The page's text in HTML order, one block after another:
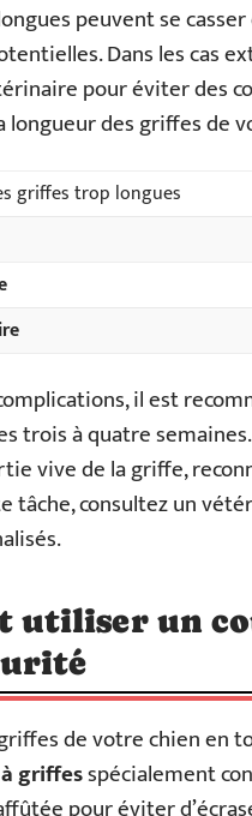
peuvent se
Dans les cas
pour éviter des
des griffes de
griffes trop longues
il est
trois à quatre
vive de la griffe,
tâche, consultez un
utiliser un
de votre chien en
griffesspécialement